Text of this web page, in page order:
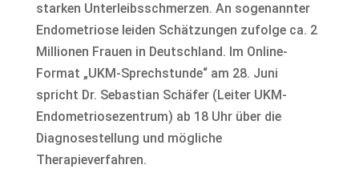
starken Unterleibsschmerzen. An sogenannter
Endometriose leiden Schätzungen zufolge ca. 2
Millionen Frauen in Deutschland. Im Online-
Format „UKM-Sprechstunde“ am 28. Juni
spricht Dr. Sebastian Schäfer (Leiter UKM-
Endometriosezentrum) ab 18 Uhr über die
Diagnosestellung und mögliche
Therapieverfahren.